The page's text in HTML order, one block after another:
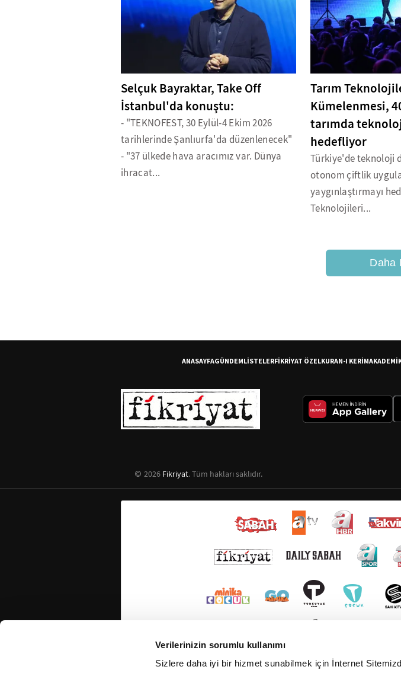
Verilerinizin sorumlu kullanımı
Sizlere daha iyi bir hizmet sunabilmek için İnternet
Selçuk Bayraktar, Take Off
İstanbul'da konuştu:
- "TEKNOFEST, 30 Eylül-4 Ekim 2026
tarihlerinde Şanlıurfa'da düzenlenecek"
- "37 ülkede hava aracımız var. Dünya
ihracat...
Tarım
Kümelenmesi,
tarımda
hedefliyor
Türkiye'de teknoloji
otonom çiftlik
yaygınlaştırmayı
Teknolojileri...
Daha
ANASAYFAGÜNDEMLİSTELERFİKRİYAT ÖZELKURAN-I KERİM
2026 Fikriyat. Tüm hakları saklıdır.